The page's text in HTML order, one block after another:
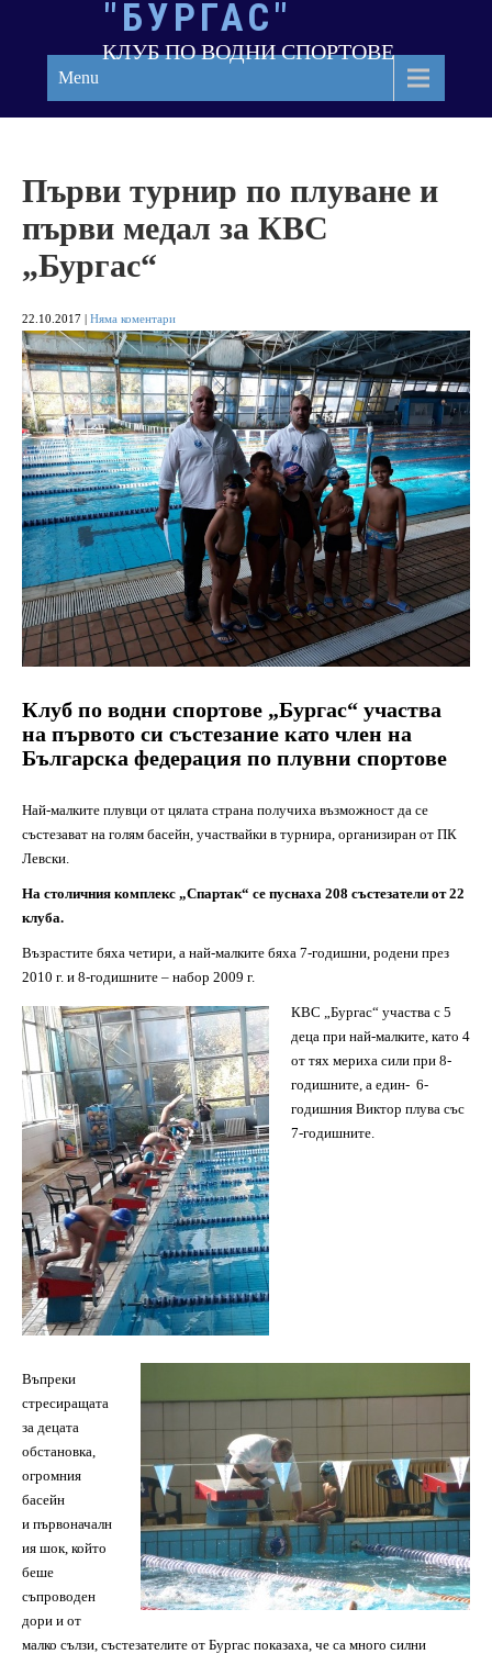
"БУРГАС"
КЛУБ ПО ВОДНИ СПОРТОВЕ
Menu
Първи турнир по плуване и
първи медал за КВС
„Бургас“
22.10.2017 | Няма коментари
Клуб по водни спортове „Бургас“ участва
на първото си състезание като член на
Българска федерация по плувни спортове
Най-малките плувци от цялата страна получиха възможност да се
състезават на голям басейн, участвайки в турнира, организиран от ПК
Левски.
На столичния комплекс „Спартак“ се пуснаха 208 състезатели от 22
клуба.
Възрастите бяха четири, а най-малките бяха 7-годишни, родени през
2010 г. и 8-годишните – набор 2009 г.
КВС „Бургас“ участва с 5
деца при най-малките, като 4
от тях мериха сили при 8-
годишните, а един- 6-
годишния Виктор плува със
7-годишните.
Въпреки
стресиращата
за децата
обстановка,
огромния
басейн
и първоначалн
ия шок, който
беше
съпроводен
дори и от
малко сълзи, състезателите от Бургас показаха, че са много силни